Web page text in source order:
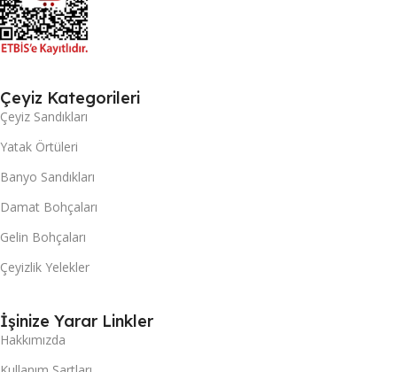
Çeyiz Kategorileri
Çeyiz Sandıkları
Yatak Örtüleri
Banyo Sandıkları
Damat Bohçaları
Gelin Bohçaları
Çeyizlik Yelekler
İşinize Yarar Linkler
Hakkımızda